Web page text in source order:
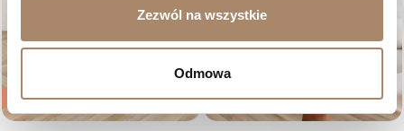
Zezwól na wszystkie
Odmowa
-20% -20%